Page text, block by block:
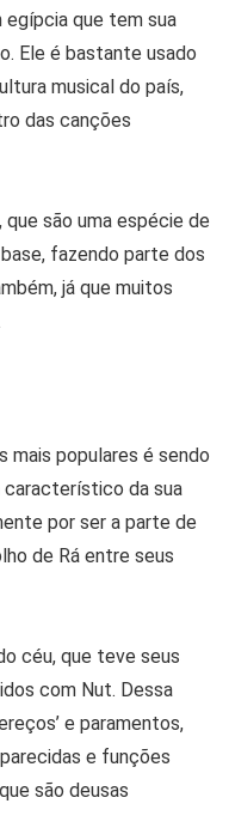
que tem sua
Ele é bastante usado
musical do país,
das canções
são uma espécie de
fazendo parte dos
já que muitos
mais populares é sendo
característico da sua
por ser a parte de
de Rá entre seus
céu, que teve seus
com Nut. Dessa
e paramentos,
e funções
são deusas